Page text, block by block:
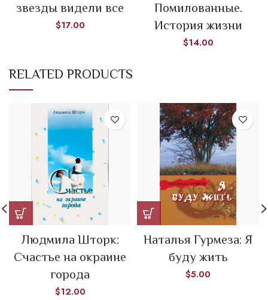
звезды видели все
$17.00
Помилованные.
История жизни
$14.00
RELATED PRODUCTS
Людмила Шторк:
Счастье на окраине
города
$12.00
Наталья Гурмеза: Я
буду жить
$5.00